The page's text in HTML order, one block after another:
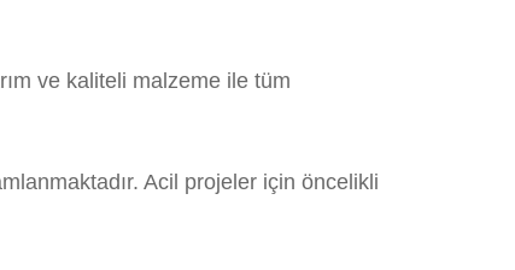
ve kaliteli malzeme ile tüm
Acil projeler için öncelikli